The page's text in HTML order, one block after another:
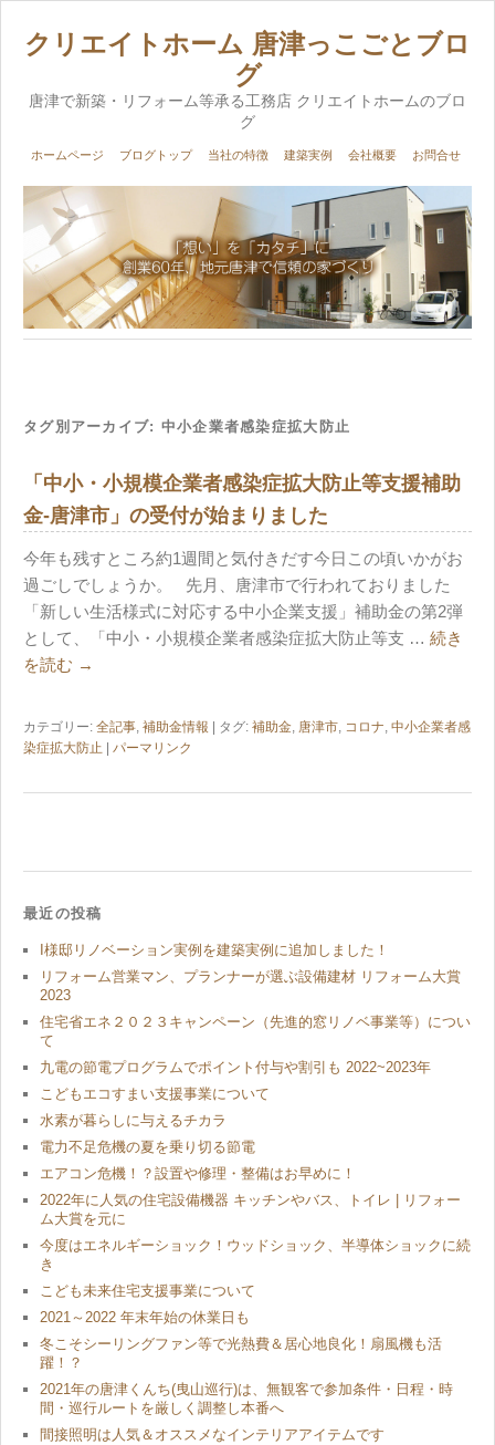
クリエイトホーム 唐津っこごとブロ
グ
唐津で新築・リフォーム等承る工務店 クリエイトホームのブロ
グ
ホームページ ブログトップ 当社の特徴 建築実例 会社概要 お問合せ
タグ別アーカイブ: 中小企業者感染症拡大防止
「中小・小規模企業者感染症拡大防止等支援補助
金-唐津市」の受付が始まりました
今年も残すところ約1週間と気付きだす今日この頃いかがお
過ごしでしょうか。 先月、唐津市で行われておりました
「新しい生活様式に対応する中小企業支援」補助金の第2弾
として、「中小・小規模企業者感染症拡大防止等支 … 続き
を読む →
カテゴリー: 全記事, 補助金情報 | タグ: 補助金, 唐津市, コロナ, 中小企業者感
染症拡大防止
パーマリンク
最近の投稿
I様邸リノベーション実例を建築実例に追加しました！
リフォーム営業マン、プランナーが選ぶ設備建材 リフォーム大賞
2023
住宅省エネ２０２３キャンペーン（先進的窓リノベ事業等）につい
て
九電の節電プログラムでポイント付与や割引も 2022~2023年
こどもエコすまい支援事業について
水素が暮らしに与えるチカラ
電力不足危機の夏を乗り切る節電
エアコン危機！？設置や修理・整備はお早めに！
2022年に人気の住宅設備機器 キッチンやバス、トイレ | リフォー
ム大賞を元に
今度はエネルギーショック！ウッドショック、半導体ショックに続
き
こども未来住宅支援事業について
2021～2022 年末年始の休業日も
冬こそシーリングファン等で光熱費＆居心地良化！扇風機も活
躍！？
2021年の唐津くんち(曳山巡行)は、無観客で参加条件・日程・時
間・巡行ルートを厳しく調整し本番へ
間接照明は人気＆オススメなインテリアアイテムです